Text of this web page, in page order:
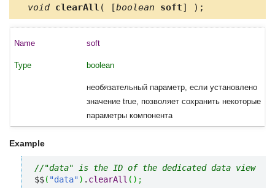
void clearAll ( [boolean soft] );
soft
boolean
необязательный параметр, если установлено
значение true, позволяет сохранить некоторые
параметры компонента
Example
//"data" is the ID of the dedicated data view
$$( "data") . clearAll ( ) ;